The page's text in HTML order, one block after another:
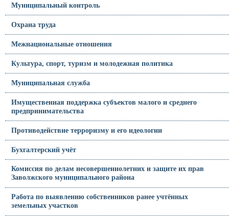
Муниципальный контроль
Охрана труда
Межнациональные отношения
Культура, спорт, туризм и молодежная политика
Муниципальная служба
Имущественная поддержка субъектов малого и среднего
предпринимательства
Противодействие терроризму и его идеологии
Бухгалтерский учёт
Комиссия по делам несовершеннолетних и защите их прав
Заволжского муниципального района
Работа по выявлению собственников ранее учтённых
земельных участков